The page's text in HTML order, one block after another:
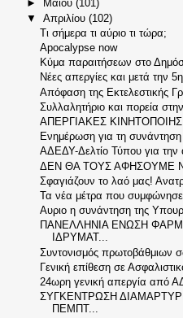
►
Μαΐου (101)
▼ Απριλίου (102)
Tι σήμερα τι αύριο τι τώρα;
Apocalypse now
Κύμα παραιτήσεων στο
Νέες απεργίες και μετά την
Aπόφαση της Εκτελεστικής
Συλλαλητήριο και πορεία
ΑΠΕΡΓΙΑΚΕΣ
Ενημέρωση για τη
ΑΔΕΔΥ-Δελτίο Τύπου για
ΔΕΝ ΘΑ ΤΟΥΣ ΑΦΗΣΟΥΜΕ
Σφαγιάζουν το λαό μας!
Τα νέα μέτρα που
Αυριο η συνάντηση της
ΠΑΝΕΛΛΗΝΙΑ ΕΝΩΣΗ
ΙΔΡΥΜΑΤ...
Συντονισμός πρωτοβάθμιων
Γενική επίθεση σε
24ωρη γενική απεργία από
ΣΥΓΚΕΝΤΡΩΣΗ
ΠΕΜΠΤ...